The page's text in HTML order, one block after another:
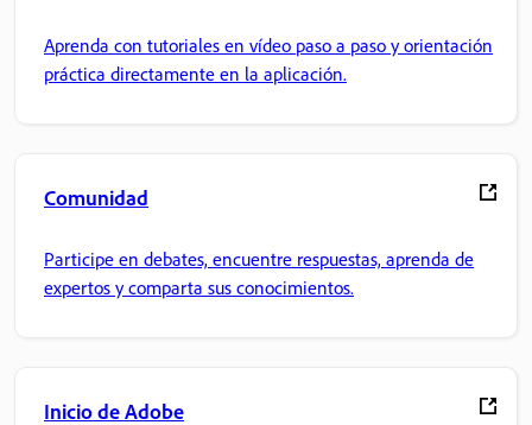
Aprenda con tutoriales en vídeo paso a paso y orientación
práctica directamente en la aplicación.
Comunidad
Participe en debates, encuentre respuestas, aprenda de
expertos y comparta sus conocimientos.
Inicio de Adobe